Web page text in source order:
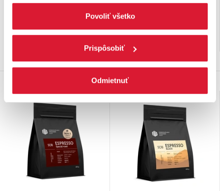
zamietnuť, upravte preferencie kliknutím na tlačítko
Povoliť všetko
Prispôsobiť
Odmietnuť
kávovníkov. Najznámejšia
legenda hovorí, že povzbudivú
objavil …
€
espresso presne pre tých, ktorí
preferujú potlačenú aciditu skôr
…
7, €
36 ks na sklade